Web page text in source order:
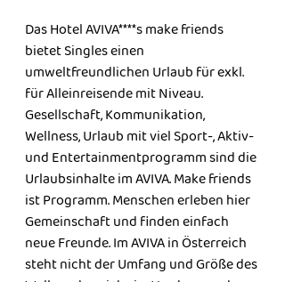
Das Hotel AVIVA****s make friends
bietet Singles einen
umweltfreundlichen Urlaub für exkl.
für Alleinreisende mit Niveau.
Gesellschaft, Kommunikation,
Wellness, Urlaub mit viel Sport-, Aktiv-
und Entertainmentprogramm sind die
Urlaubsinhalte im AVIVA. Make friends
ist Programm. Menschen erleben hier
Gemeinschaft und finden einfach
neue Freunde. Im AVIVA in Österreich
steht nicht der Umfang und Größe des